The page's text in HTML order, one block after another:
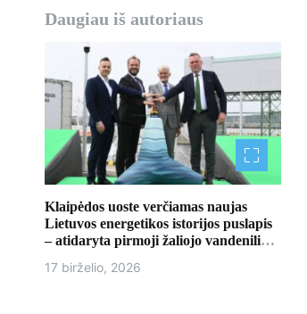
p
r
ų
Daugiau iš autoriaus
Klaipėdos uoste verčiamas naujas
Lietuvos energetikos istorijos puslapis
– atidaryta pirmoji žaliojo vandenilio
17 birželio, 2026